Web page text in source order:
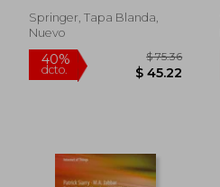
Springer, Tapa Blanda,
Nuevo